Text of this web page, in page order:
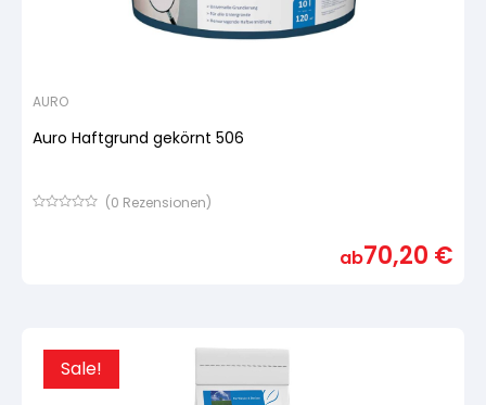
AURO
Auro Haftgrund gekörnt 506
(0 Rezensionen)
ab70,20 €
Sale!